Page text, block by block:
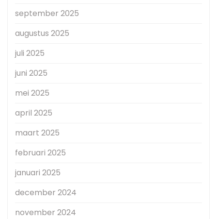
september 2025
augustus 2025
juli 2025
juni 2025
mei 2025
april 2025
maart 2025
februari 2025
januari 2025
december 2024
november 2024